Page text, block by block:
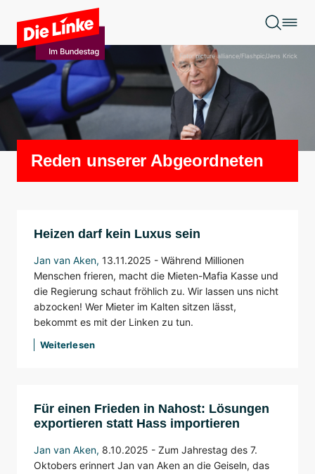
Zum Hauptinhalt springen
Foto: picture alliance/Flashpic/Jens Krick
Reden unserer Abgeordneten
Heizen darf kein Luxus sein
Jan van Aken, 13.11.2025 - Während Millionen
Menschen frieren, macht die Mieten-Mafia Kasse und
die Regierung schaut fröhlich zu. Wir lassen uns nicht
abzocken! Wer Mieter im Kalten sitzen lässt,
bekommt es mit der Linken zu tun.
Weiterlesen
Für einen Frieden in Nahost: Lösungen
exportieren statt Hass importieren
Jan van Aken, 8.10.2025 - Zum Jahrestag des 7.
Oktobers erinnert Jan van Aken an die Geiseln, das